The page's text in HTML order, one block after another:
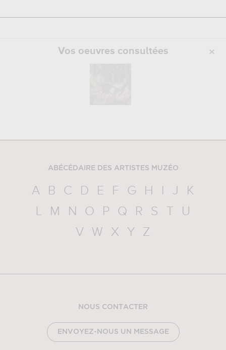
Vos oeuvres consultées
ABÉCÉDAIRE DES ARTISTES MUZÉO
A B C D E F G H I J
K
L
M N O P Q R S T
U
V
W X Y Z
NOUS CONTACTER
ENVOYEZ-NOUS UN MESSAGE